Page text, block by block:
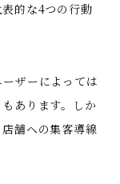
的な4つの行動
ザーによっては
あります。しか
舗への集客導線